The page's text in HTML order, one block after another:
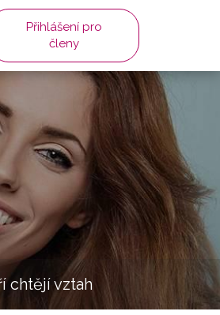
Přihlášení pro
členy
chtějí vztah